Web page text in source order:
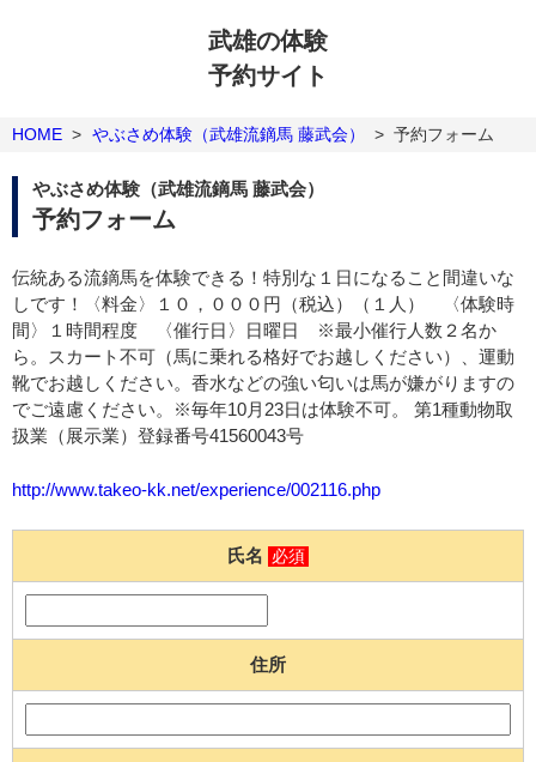
武雄の体験
予約サイト
HOME > やぶさめ体験（武雄流鏑馬 藤武会） > 予約フォーム
やぶさめ体験（武雄流鏑馬 藤武会）
予約フォーム
伝統ある流鏑馬を体験できる！特別な１日になること間違いな
しです！〈料金〉１０，０００円（税込）（１人） 〈体験時
間〉１時間程度 〈催行日〉日曜日 ※最小催行人数２名か
ら。スカート不可（馬に乗れる格好でお越しください）、運動
靴でお越しください。香水などの強い匂いは馬が嫌がりますの
でご遠慮ください。※毎年10月23日は体験不可。 第1種動物取
扱業（展示業）登録番号41560043号
http://www.takeo-kk.net/experience/002116.php
氏名 必須
住所